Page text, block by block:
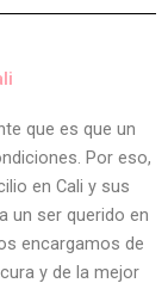
que es que un
Por eso,
en Cali y sus
un ser querido en
encargamos de
y de la mejor